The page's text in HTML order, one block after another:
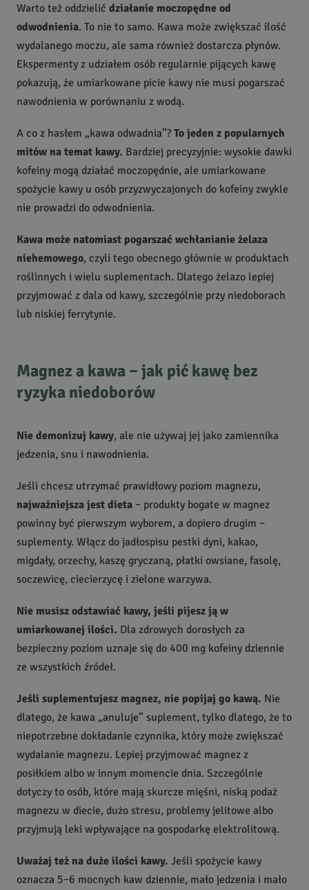
Warto też oddzielić działanie moczopędne od
odwodnienia. To nie to samo. Kawa może zwiększać ilość
wydalanego moczu, ale sama również dostarcza płynów.
Ekspermenty z udziałem osób regularnie pijących kawę
pokazują, że umiarkowane picie kawy nie musi pogarszać
nawodnienia w porównaniu z wodą.
A co z hasłem „kawa odwadnia”? To jeden z popularnych
mitów na temat kawy. Bardziej precyzyjnie: wysokie dawki
kofeiny mogą działać moczopędnie, ale umiarkowane
spożycie kawy u osób przyzwyczajonych do kofeiny zwykle
nie prowadzi do odwodnienia.
Kawa może natomiast pogarszać wchłanianie żelaza
niehemowego, czyli tego obecnego głównie w produktach
roślinnych i wielu suplementach. Dlatego żelazo lepiej
przyjmować z dala od kawy, szczególnie przy niedoborach
lub niskiej ferrytynie.
Magnez a kawa – jak pić kawę bez
ryzyka niedoborów
Nie demonizuj kawy, ale nie używaj jej jako zamiennika
jedzenia, snu i nawodnienia.
Jeśli chcesz utrzymać prawidłowy poziom magnezu,
najważniejsza jest dieta – produkty bogate w magnez
powinny być pierwszym wyborem, a dopiero drugim –
suplementy. Włącz do jadłospisu pestki dyni, kakao,
migdały, orzechy, kaszę gryczaną, płatki owsiane, fasolę,
soczewicę, ciecierzycę i zielone warzywa.
Nie musisz odstawiać kawy, jeśli pijesz ją w
umiarkowanej ilości. Dla zdrowych dorosłych za
bezpieczny poziom uznaje się do 400 mg kofeiny dziennie
ze wszystkich źródeł.
Jeśli suplementujesz magnez, nie popijaj go kawą. Nie
dlatego, że kawa „anuluje” suplement, tylko dlatego, że to
niepotrzebne dokładanie czynnika, który może zwiększać
wydalanie magnezu. Lepiej przyjmować magnez z
posiłkiem albo w innym momencie dnia. Szczególnie
dotyczy to osób, które mają skurcze mięśni, niską podaż
magnezu w diecie, dużo stresu, problemy jelitowe albo
przyjmują leki wpływające na gospodarkę elektrolitową.
Uważaj też na duże ilości kawy. Jeśli spożycie kawy
oznacza 5–6 mocnych kaw dziennie, mało jedzenia i mało